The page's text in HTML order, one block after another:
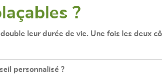
?
leur durée de vie. Une fois les deux
personnalisé ?